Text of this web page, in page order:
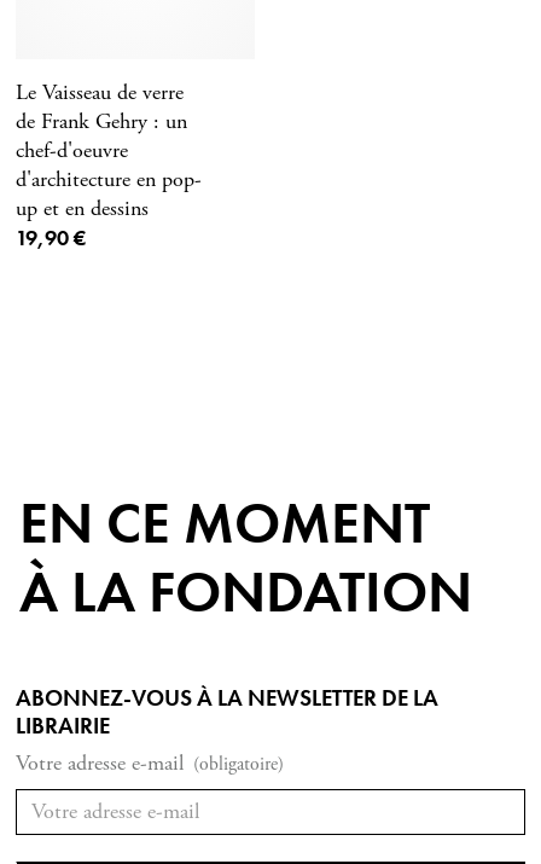
Le Vaisseau de verre
de Frank Gehry : un
chef-d'oeuvre
d'architecture en pop-
up et en dessins
Prix ​​actuel
19,90 €
EN CE MOMENT
À LA FONDATION
ABONNEZ-VOUS À LA NEWSLETTER DE LA
LIBRAIRIE
Votre adresse e-mail (obligatoire)